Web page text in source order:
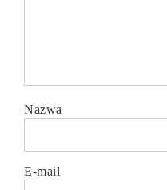
Nazwa
E-mail